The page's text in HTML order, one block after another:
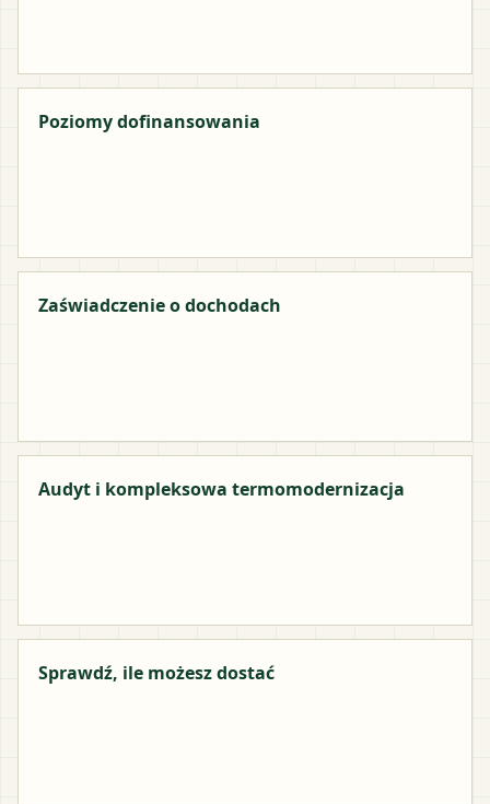
Poziomy dofinansowania
Zaświadczenie o dochodach
Audyt i kompleksowa termomodernizacja
Sprawdź, ile możesz dostać